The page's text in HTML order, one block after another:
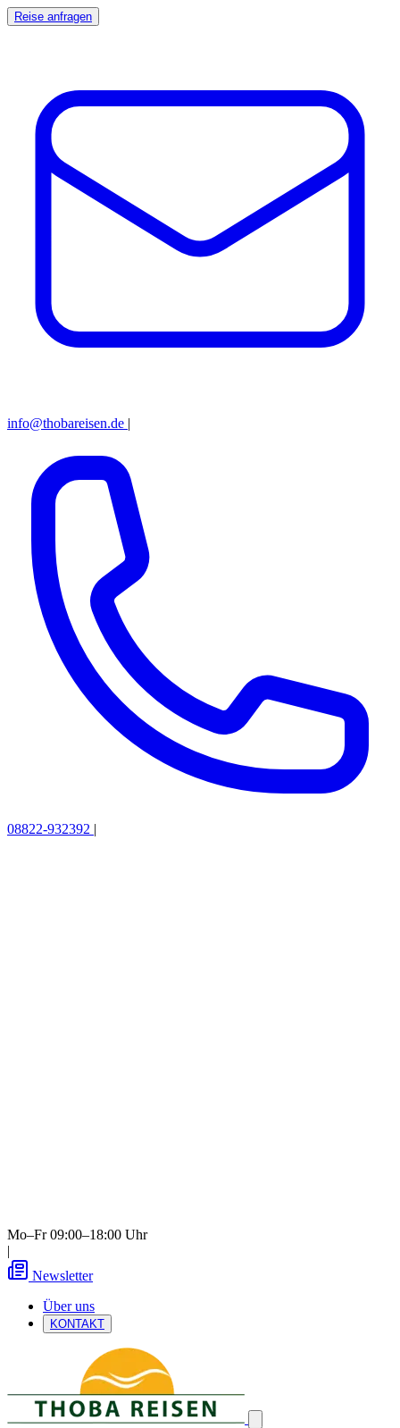
Reise anfragen
info@thobareisen.de |
08822-932392 |
Mo–Fr 09:00–18:00 Uhr
|
Newsletter
Über uns
KONTAKT